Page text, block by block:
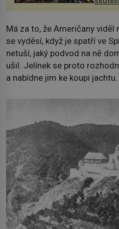
Má za to, že Američany viděl
se vyděsí, když je spatří ve
netuší, jaký podvod na ně
ušil. Jelínek se proto
a nabídne jim ke koupi jachtu.